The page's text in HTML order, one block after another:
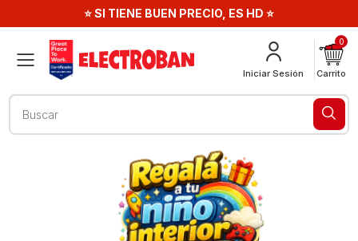
⭐ SI TIENE BUEN PRECIO, ES HD ⭐
Menú
Buscar
Iniciar Sesión
0
Carrito